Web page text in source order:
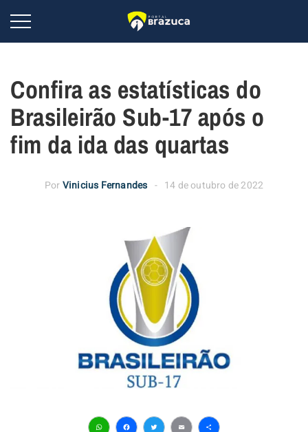
Confira as estatísticas do
Brasileirão Sub-17 após o
fim da ida das quartas
PorVinicius Fernandes 14 de outubro de 2022